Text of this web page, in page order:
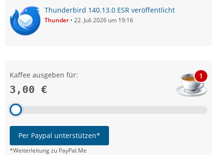
Thunderbird 140.13.0 ESR veröffentlicht
Thunder 22. Juli 2026 um 19:16
Kaffee ausgeben für:
3,00 €
1
Per Paypal unterstützen*
*Weiterleitung zu PayPal.Me